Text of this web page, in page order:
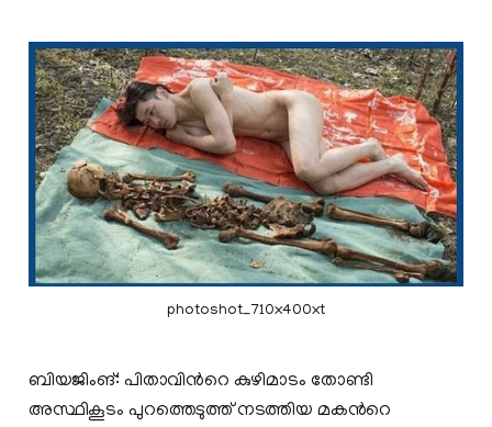
photoshot_710x400xt
ബിയജിംങ്: പിതാവിന്‍റെ കുഴിമാടം തോണ്ടി
അസ്ഥികൂടം പുറത്തെടുത്ത് നടത്തിയ മകന്‍റെ